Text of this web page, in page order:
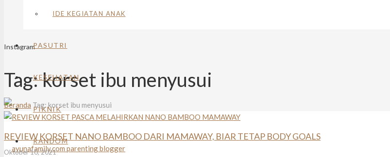
Instagram
IDE KEGIATAN ANAK
PASUTRI
KESEHATAN
PIKNIK
RANDOM
Tag:korset ibu menyusui
Beranda Tag: korset ibu menyusui
REVIEW KORSET NANO BAMBOO DARI MAMAWAY, BIAR TETAP BODY GOALS
Oktober 10, 2021